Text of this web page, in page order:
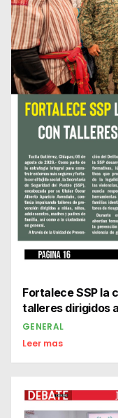
Fortalece SSP la
talleres dirigidos
GENERAL
Leer mas